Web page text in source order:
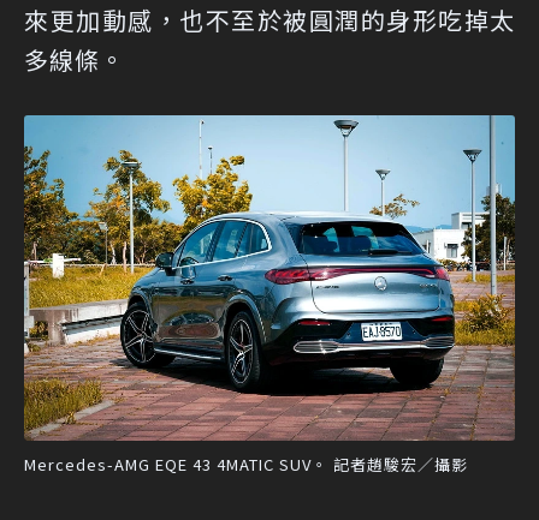
來更加動感，也不至於被圓潤的身形吃掉太
多線條。
Mercedes-AMG EQE 43 4MATIC SUV。 記者趙駿宏／攝影